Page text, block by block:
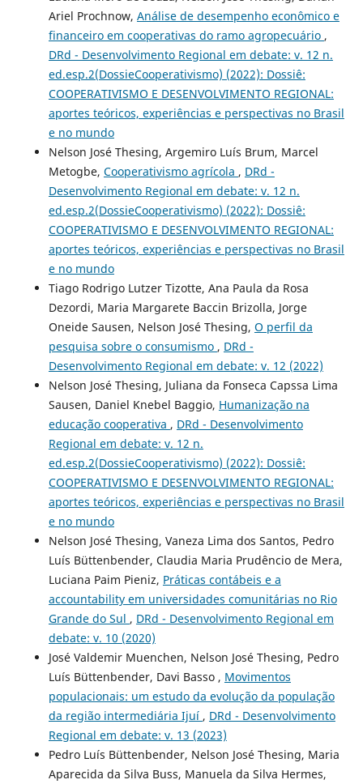
Ariel Prochnow, Análise de desempenho econômico e
financeiro em cooperativas do ramo agropecuário ,
DRd - Desenvolvimento Regional em debate: v. 12 n.
ed.esp.2(DossieCooperativismo) (2022): Dossiê:
COOPERATIVISMO E DESENVOLVIMENTO REGIONAL:
aportes teóricos, experiências e perspectivas no Brasil
e no mundo
Nelson José Thesing, Argemiro Luís Brum, Marcel
Metogbe, Cooperativismo agrícola , DRd -
Desenvolvimento Regional em debate: v. 12 n.
ed.esp.2(DossieCooperativismo) (2022): Dossiê:
COOPERATIVISMO E DESENVOLVIMENTO REGIONAL:
aportes teóricos, experiências e perspectivas no Brasil
e no mundo
Tiago Rodrigo Lutzer Tizotte, Ana Paula da Rosa
Dezordi, Maria Margarete Baccin Brizolla, Jorge
Oneide Sausen, Nelson José Thesing, O perfil da
pesquisa sobre o consumismo , DRd -
Desenvolvimento Regional em debate: v. 12 (2022)
Nelson José Thesing, Juliana da Fonseca Capssa Lima
Sausen, Daniel Knebel Baggio, Humanização na
educação cooperativa , DRd - Desenvolvimento
Regional em debate: v. 12 n.
ed.esp.2(DossieCooperativismo) (2022): Dossiê:
COOPERATIVISMO E DESENVOLVIMENTO REGIONAL:
aportes teóricos, experiências e perspectivas no Brasil
e no mundo
Nelson José Thesing, Vaneza Lima dos Santos, Pedro
Luís Büttenbender, Claudia Maria Prudêncio de Mera,
Luciana Paim Pieniz, Práticas contábeis e a
accountability em universidades comunitárias no Rio
Grande do Sul , DRd - Desenvolvimento Regional em
debate: v. 10 (2020)
José Valdemir Muenchen, Nelson José Thesing, Pedro
Luís Büttenbender, Davi Basso , Movimentos
populacionais: um estudo da evolução da população
da região intermediária Ijuí , DRd - Desenvolvimento
Regional em debate: v. 13 (2023)
Pedro Luís Büttenbender, Nelson José Thesing, Maria
Aparecida da Silva Buss, Manuela da Silva Hermes,